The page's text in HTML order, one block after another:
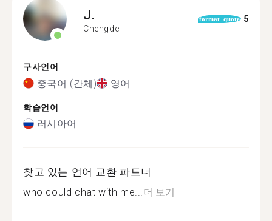
J.
Chengde
format_quote 5
구사언어
중국어 (간체) 영어
학습언어
러시아어
찾고 있는 언어 교환 파트너
who could chat with me...더 보기